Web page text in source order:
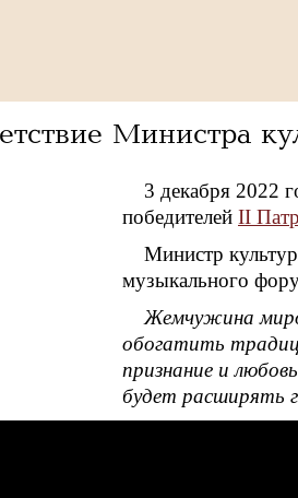
Министра
3 декабря 2022
победителей II
Министр
музыкального
Жемчужина
обогатить
признание и
будет расширять